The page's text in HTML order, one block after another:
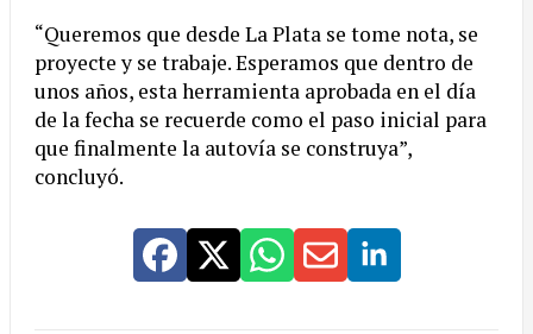
“Queremos que desde La Plata se tome nota, se
proyecte y se trabaje. Esperamos que dentro de
unos años, esta herramienta aprobada en el día
de la fecha se recuerde como el paso inicial para
que finalmente la autovía se construya”,
concluyó.